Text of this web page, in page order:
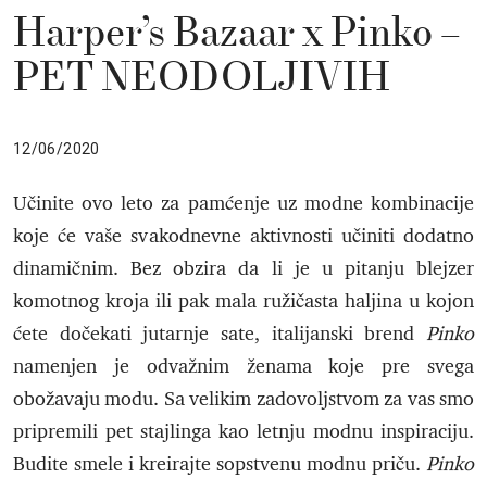
Harper’s Bazaar x Pinko –
PET NEODOLJIVIH
12/06/2020
Učinite ovo leto za pamćenje uz modne kombinacije
koje će vaše svakodnevne aktivnosti učiniti dodatno
dinamičnim. Bez obzira da li je u pitanju blejzer
komotnog kroja ili pak mala ružičasta haljina u kojon
ćete dočekati jutarnje sate, italijanski brend Pinko
namenjen je odvažnim ženama koje pre svega
obožavaju modu. Sa velikim zadovoljstvom za vas smo
pripremili pet stajlinga kao letnju modnu inspiraciju.
Budite smele i kreirajte sopstvenu modnu priču. Pinko